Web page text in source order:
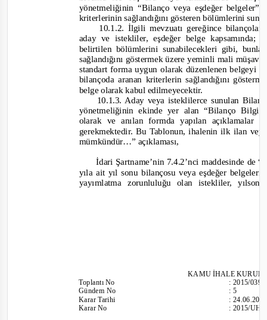
yönetmeliğinin “Bilanço veya eşdeğer belgeler”
kriterlerinin sağlandığını gösteren bölümlerini
10.1.2. İlgili mevzuatı gereğince
aday ve istekliler, eşdeğer belge kapsamında;
belirtilen bölümlerini sunabilecekleri gibi,
sağlandığını göstermek üzere yeminli mali
standart forma uygun olarak düzenlenen belgeyi
bilançoda aranan kriterlerin sağlandığını
belge olarak kabul edilmeyecektir.
10.1.3. Aday veya isteklilerce sunulan
yönetmeliğinin ekinde yer alan “Bilanço
olarak ve anılan formda yapılan açıklamalar
gerekmektedir. Bu Tablonun, ihalenin ilk ilan
mümkündür…” açıklaması,
İdari Şartname’nin 7.4.2’nci maddesinde de “
yıla ait yıl sonu bilançosu veya eşdeğer
yayımlatma zorunluluğu olan istekliler,
KAMU İHALE
ToplantıNo
Gündem No
Karar Tarihi
Karar No
:2015/039
:5
:
:2015/